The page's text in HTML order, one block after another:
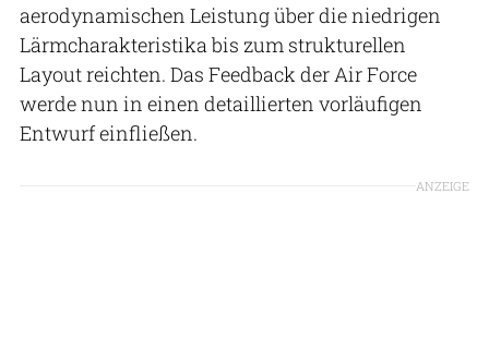
aerodynamischen Leistung über die niedrigen
Lärmcharakteristika bis zum strukturellen
Layout reichten. Das Feedback der Air Force
werde nun in einen detaillierten vorläufigen
Entwurf einfließen.
ANZEIGE